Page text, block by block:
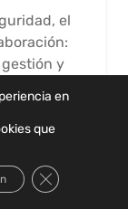
el
y
en
que
Cerrar el